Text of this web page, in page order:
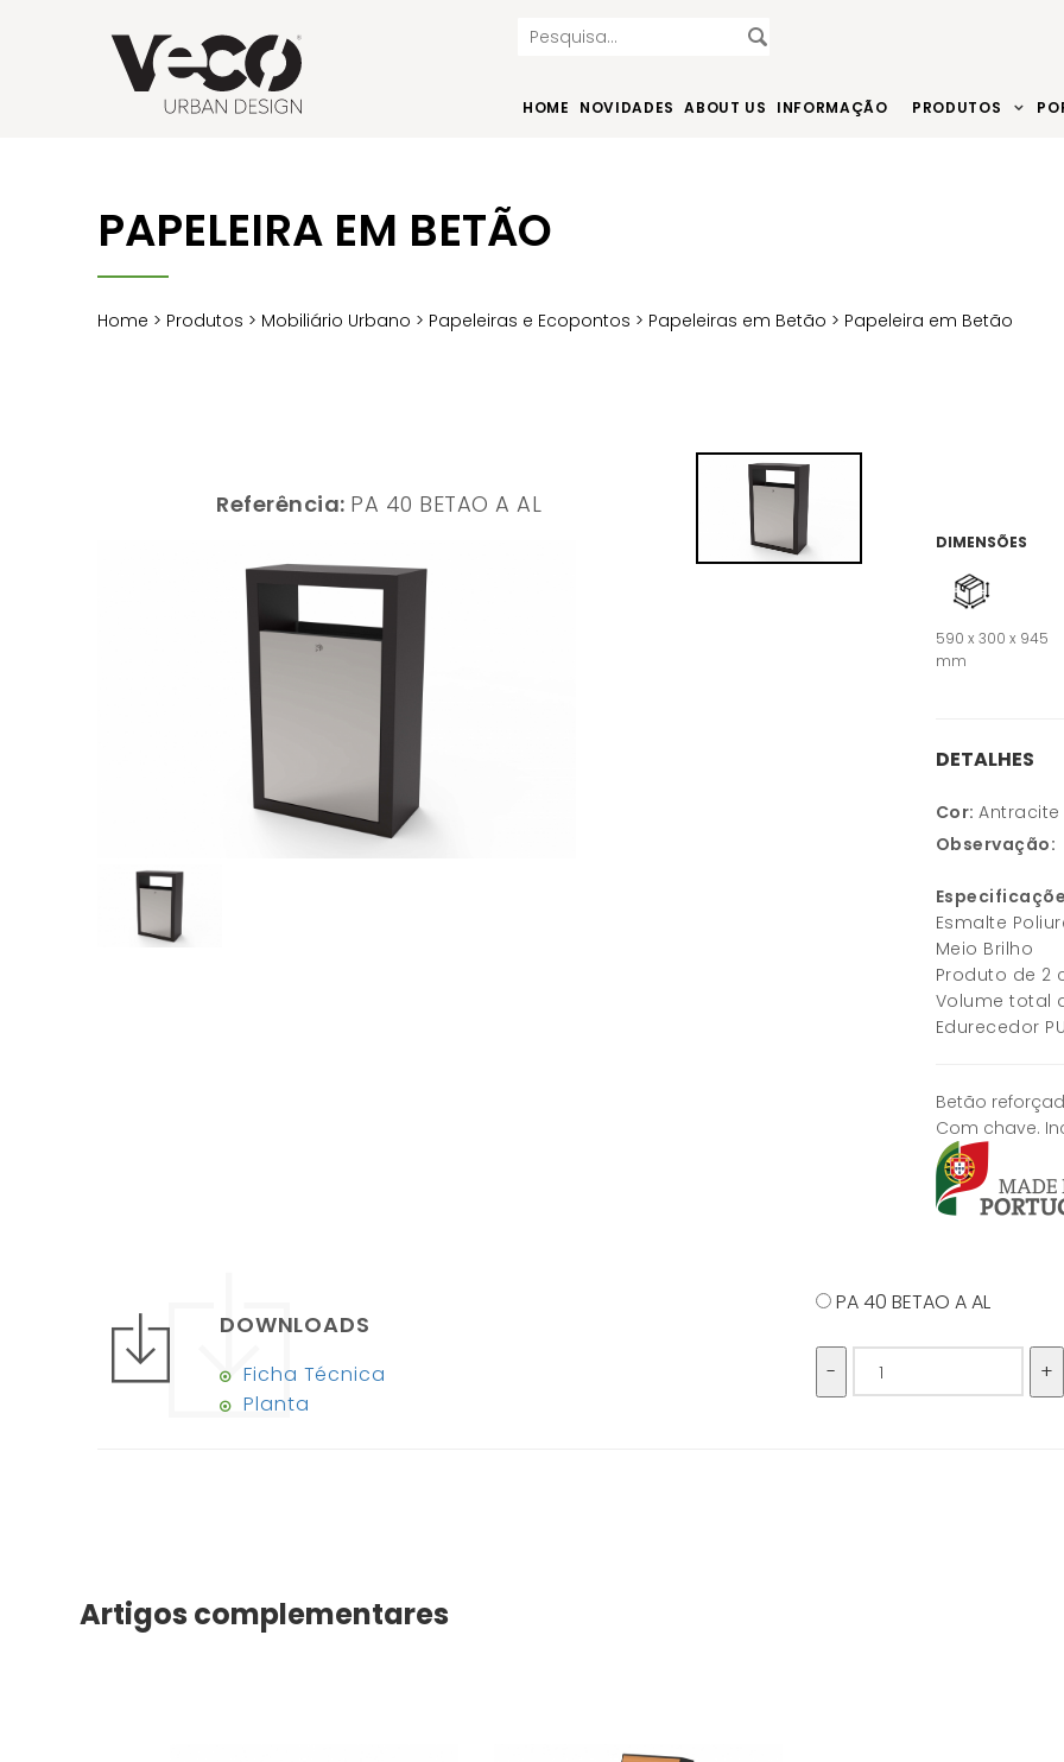
HOME NOVIDADES ABOUT US INFORMAÇÃO PRODUTOS
PAPELEIRA EM BETÃO
Home > Produtos > Mobiliário Urbano > Papeleiras e Ecopontos > Papeleiras em Betão > Papeleira em Betão
Referência: PA 40 BETAO A AL
DIMENSÕES
590 x 300 x 945
mm
DETALHES
Cor:Antracite
Observação:
Esmalte
Meio Brilho
Produto de 2
Volume total
Edurecedor
Betão
Com chave.
DOWNLOADS
Ficha Técnica
Planta
PA 40 BETAO A AL
Artigos complementares